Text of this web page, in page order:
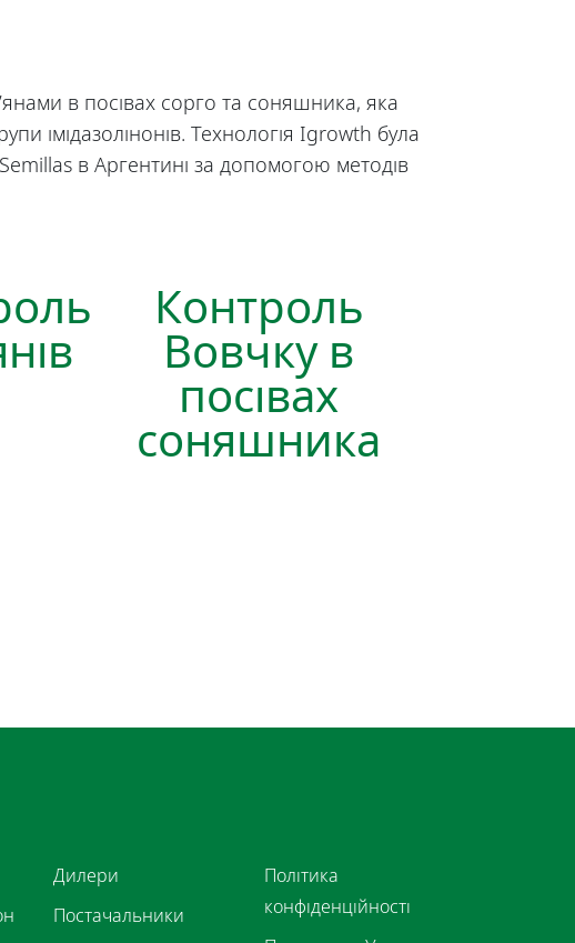
в посівах сорго та соняшника, яка
імідазолінонів. Технологія Igrowth була
в Аргентині за допомогою методів
Контроль
Вовчку в
посівах
соняшника
Дилери
Постачальники
Політика
конфіденційності